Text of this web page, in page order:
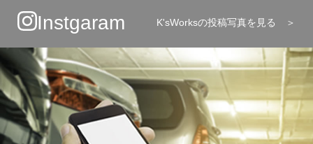
Instgaram K'sWorksの投稿写真を見る ＞